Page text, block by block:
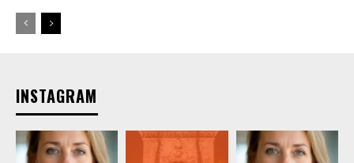
INSTAGRAM